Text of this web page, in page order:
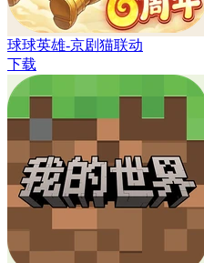
球球英雄-京剧猫联动
下载